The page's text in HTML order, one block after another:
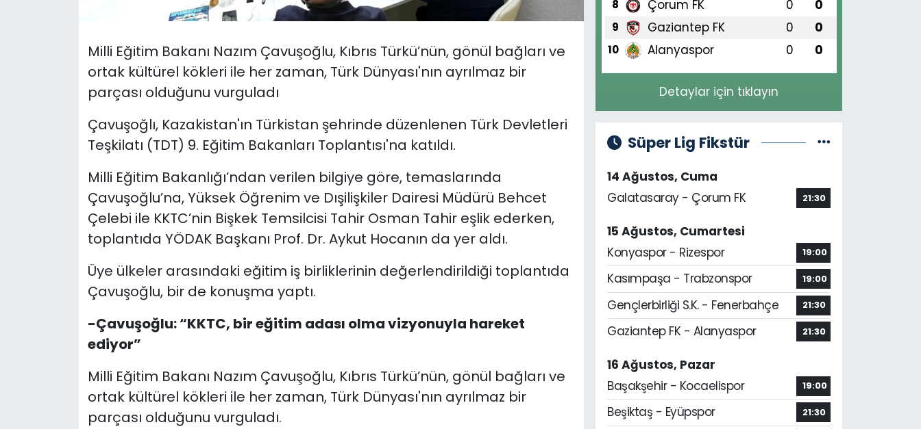
Milli Eğitim Bakanı Nazım Çavuşoğlu, Kıbrıs Türkü’nün, gönül bağları ve
ortak kültürel kökleri ile her zaman, Türk Dünyası'nın ayrılmaz bir
parçası olduğunu vurguladı
Çavuşoğlı, Kazakistan'ın Türkistan şehrinde düzenlenen Türk Devletleri
Teşkilatı (TDT) 9. Eğitim Bakanları Toplantısı'na katıldı.
Milli Eğitim Bakanlığı’ndan verilen bilgiye göre, temaslarında
Çavuşoğlu’na, Yüksek Öğrenim ve Dışilişkiler Dairesi Müdürü Behcet
Çelebi ile KKTC’nin Bişkek Temsilcisi Tahir Osman Tahir eşlik ederken,
toplantıda YÖDAK Başkanı Prof. Dr. Aykut Hocanın da yer aldı.
Üye ülkeler arasındaki eğitim iş birliklerinin değerlendirildiği toplantıda
Çavuşoğlu, bir de konuşma yaptı.
-Çavuşoğlu: “KKTC, bir eğitim adası olma vizyonuyla hareket
ediyor”
Milli Eğitim Bakanı Nazım Çavuşoğlu, Kıbrıs Türkü’nün, gönül bağları ve
ortak kültürel kökleri ile her zaman, Türk Dünyası'nın ayrılmaz bir
parçası olduğunu vurguladı.
8 Çorum FK 0 0
9 Gaziantep FK 0 0
10 Alanyaspor 0 0
Detaylar için tıklayın
Süper Lig Fikstür
14 Ağustos, Cuma
Galatasaray - Çorum FK
21:30
15 Ağustos, Cumartesi
Konyaspor - Rizespor
19:00
Kasımpaşa - Trabzonspor 19:00
Gençlerbirliği S.K. - Fenerbahçe 21:30
Gaziantep FK - Alanyaspor 21:30
16 Ağustos, Pazar
Başakşehir - Kocaelispor
19:00
Beşiktaş - Eyüpspor 21:30
Teknoloji
Video Galeri
Yazarlar